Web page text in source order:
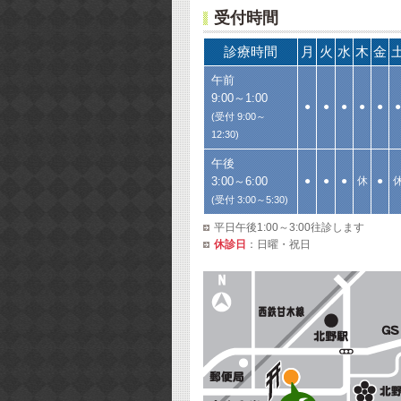
受付時間
診療時間 月 火 水 木 金
午前
9:00～1:00
(受付 9:00～
12:30)
● ● ● ● ● ●
午後
3:00～6:00
(受付 3:00～5:30)
● ● ● 休 ●
平日午後1:00～3:00往診します
休診日 ：日曜・祝日